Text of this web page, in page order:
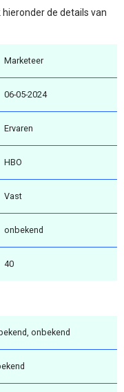
de details van
Marketeer
06-05-2024
Ervaren
HBO
Vast
onbekend
40
onbekend